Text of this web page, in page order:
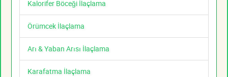
Kalorifer Böceği İlaçlama
Örümcek İlaçlama
Arı & Yaban Arısı İlaçlama
Karafatma İlaçlama